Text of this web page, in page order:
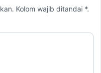
Kolom wajib ditandai *.